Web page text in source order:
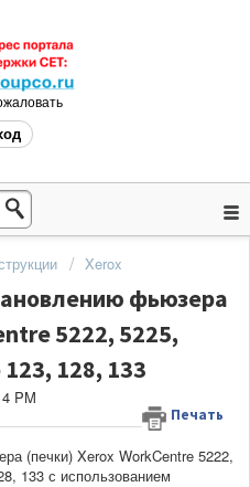
Xerox
фьюзера
5222, 5225,
128, 133
Печать
PM
(печки) Xerox WorkCentre 5222,
133 с использованием